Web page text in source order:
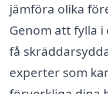
jämföra olika
Genom att fylla
få
experter som